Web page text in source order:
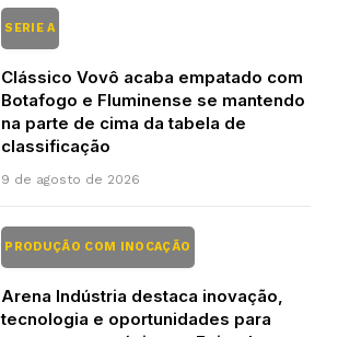
SERIE A
Clássico Vovô acaba empatado com
Botafogo e Fluminense se mantendo
na parte de cima da tabela de
classificação
9 de agosto de 2026
PRODUÇÃO COM INOCAÇÃO
Arena Indústria destaca inovação,
tecnologia e oportunidades para